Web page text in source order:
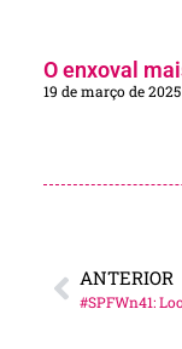
O enxoval
19 de março de 2025
ANTERIOR
#SPFWn41: